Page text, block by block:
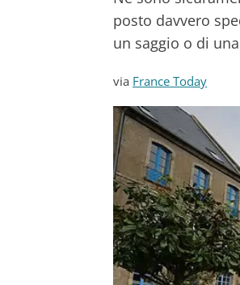
posto davvero
un saggio o di
via France Today